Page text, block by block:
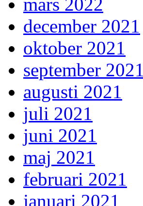
mars 2022
december 2021
oktober 2021
september 2021
augusti 2021
juli 2021
juni 2021
maj 2021
februari 2021
januari 2021